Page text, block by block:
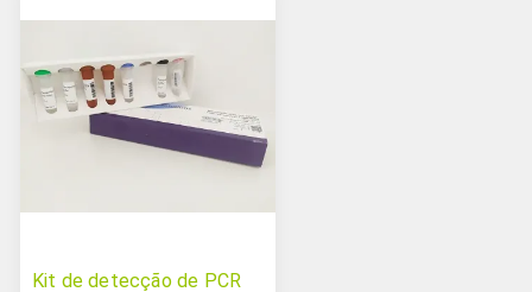
Kit de detecção de PCR